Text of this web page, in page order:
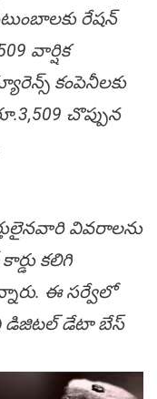
రేషన్
వార్షిక
కంపెనీలకు
చొప్పున
వివరాలను
కలిగి
ఈ సర్వేలో
డిజిటల్ డేటా బేస్